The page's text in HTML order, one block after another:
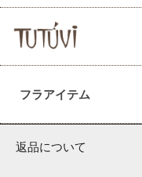
フラアイテム
返品について